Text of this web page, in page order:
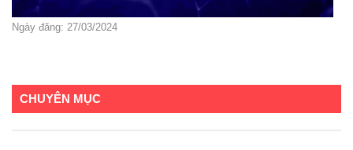
Ngày đăng: 27/03/2024
CHUYÊN MỤC